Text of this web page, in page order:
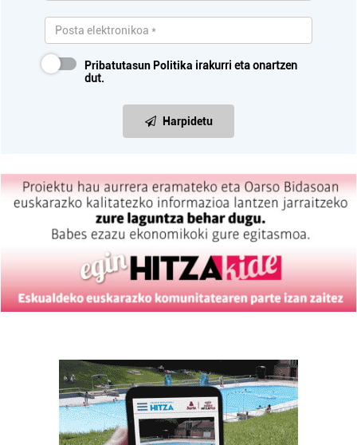
Pribatutasun Politika irakurri eta onartzen
dut.
Harpidetu